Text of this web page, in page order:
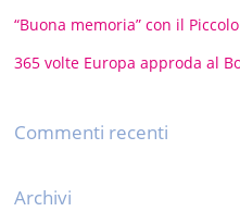
“Buona memoria” con il
365 volte Europa approda al
Commenti recenti
Archivi